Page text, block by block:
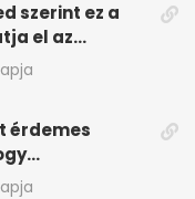
szerint ez a
el az
érdemes
tűnjön a lakás